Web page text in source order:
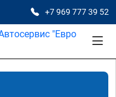
+7 969 777 39 52